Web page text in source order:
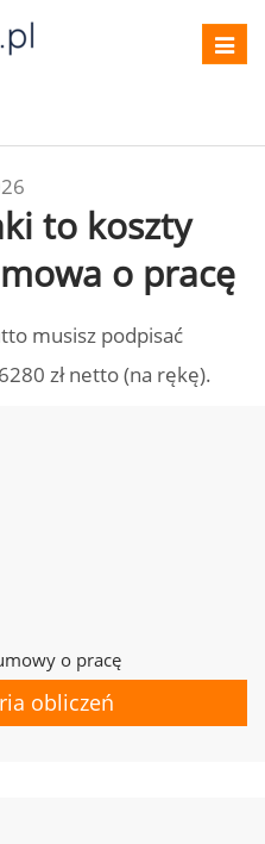
to koszty
o pracę
musisz podpisać
zł netto (na rękę).
o pracę
obliczeń